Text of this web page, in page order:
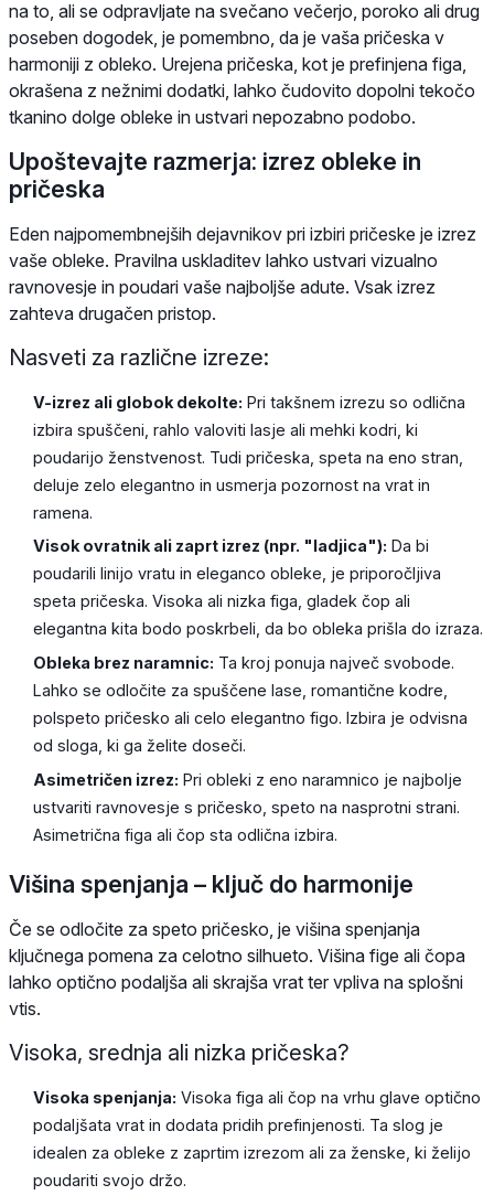
na to, ali se odpravljate na svečano večerjo, poroko ali drug
poseben dogodek, je pomembno, da je vaša pričeska v
harmoniji z obleko. Urejena pričeska, kot je prefinjena figa,
okrašena z nežnimi dodatki, lahko čudovito dopolni tekočo
tkanino dolge obleke in ustvari nepozabno podobo.
Upoštevajte razmerja: izrez obleke in
pričeska
Eden najpomembnejših dejavnikov pri izbiri pričeske je izrez
vaše obleke. Pravilna uskladitev lahko ustvari vizualno
ravnovesje in poudari vaše najboljše adute. Vsak izrez
zahteva drugačen pristop.
Nasveti za različne izreze:
V-izrez ali globok dekolte: Pri takšnem izrezu so odlična
izbira spuščeni, rahlo valoviti lasje ali mehki kodri, ki
poudarijo ženstvenost. Tudi pričeska, speta na eno stran,
deluje zelo elegantno in usmerja pozornost na vrat in
ramena.
Visok ovratnik ali zaprt izrez (npr. "ladjica"): Da bi
poudarili linijo vratu in eleganco obleke, je priporočljiva
speta pričeska. Visoka ali nizka figa, gladek čop ali
elegantna kita bodo poskrbeli, da bo obleka prišla do izraza.
Obleka brez naramnic: Ta kroj ponuja največ svobode.
Lahko se odločite za spuščene lase, romantične kodre,
polspeto pričesko ali celo elegantno figo. Izbira je odvisna
od sloga, ki ga želite doseči.
Asimetričen izrez: Pri obleki z eno naramnico je najbolje
ustvariti ravnovesje s pričesko, speto na nasprotni strani.
Asimetrična figa ali čop sta odlična izbira.
Višina spenjanja – ključ do harmonije
Če se odločite za speto pričesko, je višina spenjanja
ključnega pomena za celotno silhueto. Višina fige ali čopa
lahko optično podaljša ali skrajša vrat ter vpliva na splošni
vtis.
Visoka, srednja ali nizka pričeska?
Visoka spenjanja: Visoka figa ali čop na vrhu glave optično
podaljšata vrat in dodata pridih prefinjenosti. Ta slog je
idealen za obleke z zaprtim izrezom ali za ženske, ki želijo
poudariti svojo držo.